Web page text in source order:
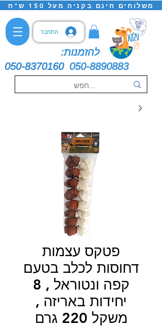
משלוחים חינם בקניה מעל 150 ש"ח
התחבר
להזמנות:
050-8370160 050-8890883
פטקס עצמות
דחוסות לכלב בטעם
קפה ונטוראל , 8
יחידות באריזה ,
משקל 220 גרם